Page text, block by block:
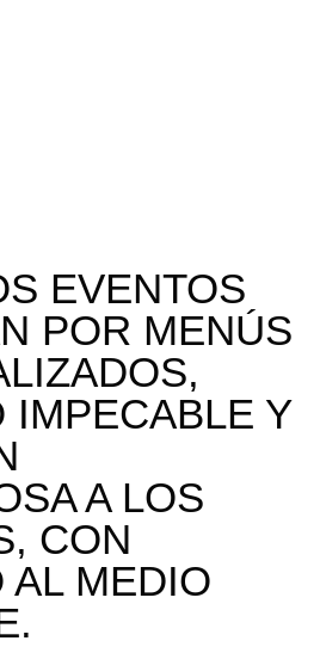
EVENTOS
POR MENÚS
IMPECABLE Y
A LOS
CON
AL MEDIO